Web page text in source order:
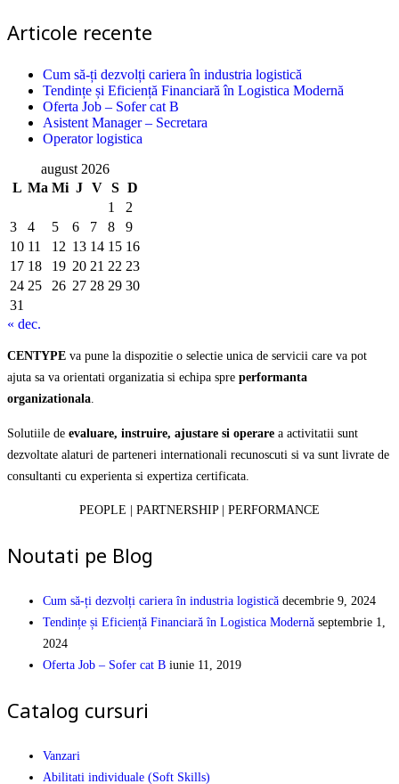
Articole recente
Cum să-ți dezvolți cariera în industria logistică
Tendințe și Eficiență Financiară în Logistica Modernă
Oferta Job – Sofer cat B
Asistent Manager – Secretara
Operator logistica
august 2026
L Ma Mi J V S D
1
2
3
4 5 6 7 8
9
10 11 12 13 14 15 16
17 18 19 20 21 22 23
24 25 26 27 28 29 30
31
« dec.
CENTYPE va pune la dispozitie o selectie unica de servicii care va pot
ajuta sa va orientati organizatia si echipa spre performanta
organizationala.
Solutiile de evaluare, instruire, ajustare si operare a activitatii sunt
dezvoltate alaturi de parteneri internationali recunoscuti si va sunt livrate de
consultanti cu experienta si expertiza certificata.
PEOPLE | PARTNERSHIP | PERFORMANCE
Noutati pe Blog
Cum să-ți dezvolți cariera în industria logistică decembrie 9, 2024
Tendințe și Eficiență Financiară în Logistica Modernă septembrie 1,
2024
Oferta Job – Sofer cat B iunie 11, 2019
Catalog cursuri
Vanzari
Abilitati individuale (Soft Skills)